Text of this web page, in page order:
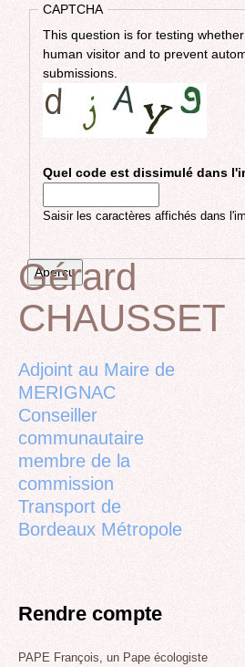
CAPTCHA
This question is for testing
human visitor and to prevent
submissions.
Quel code est dissimulé dans
Saisir les caractères affichés dans
Back
to
Gérard
CHAUSSET
Adjoint au Maire de
MERIGNAC
Conseiller
communautaire
membre de la
commission
Transport de
Bordeaux Métropole
Rendre compte
PAPE François, un Pape écologiste